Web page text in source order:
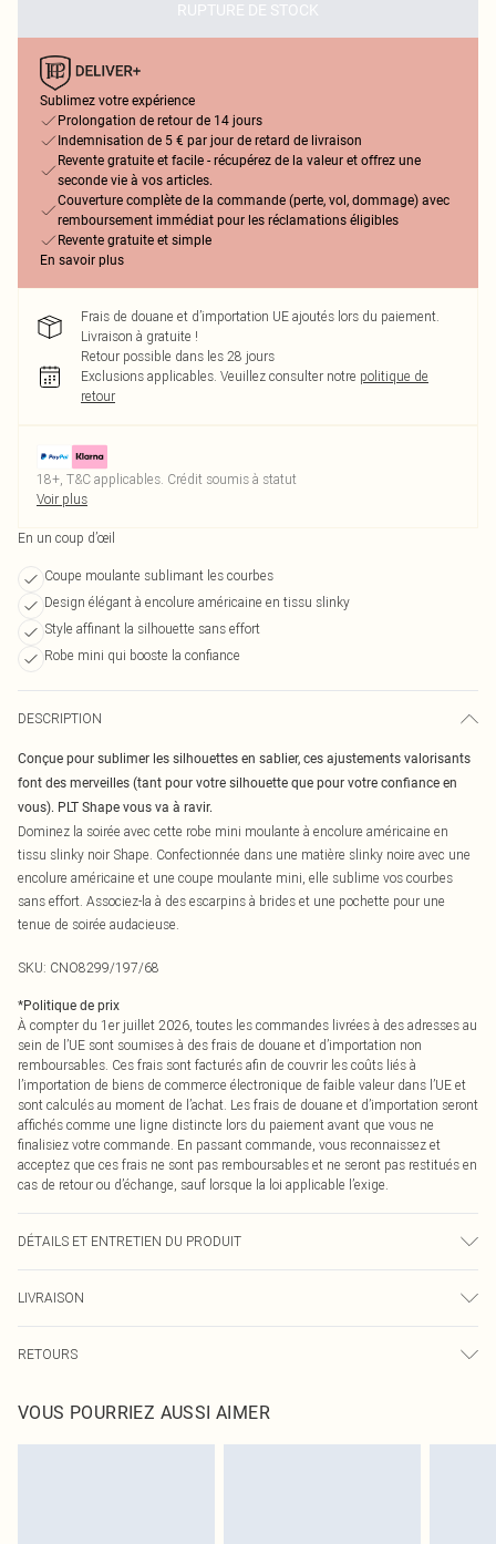
RUPTURE DE STOCK
Sublimez votre expérience
Prolongation de retour de 14 jours
Indemnisation de 5 € par jour de retard de livraison
Revente gratuite et facile - récupérez de la valeur et offrez une
seconde vie à vos articles.
Couverture complète de la commande (perte, vol, dommage) avec
remboursement immédiat pour les réclamations éligibles
Revente gratuite et simple
En savoir plus
Frais de douane et d’importation UE ajoutés lors du paiement.
Livraison à gratuite !
Retour possible dans les 28 jours
Exclusions applicables. Veuillez consulter notre politique de
retour
18+, T&C applicables. Crédit soumis à statut
Voir plus
En un coup d’œil
Coupe moulante sublimant les courbes
Design élégant à encolure américaine en tissu slinky
Style affinant la silhouette sans effort
Robe mini qui booste la confiance
DESCRIPTION
Conçue pour sublimer les silhouettes en sablier, ces ajustements valorisants
font des merveilles (tant pour votre silhouette que pour votre confiance en
vous). PLT Shape vous va à ravir.
Dominez la soirée avec cette robe mini moulante à encolure américaine en
tissu slinky noir Shape. Confectionnée dans une matière slinky noire avec une
encolure américaine et une coupe moulante mini, elle sublime vos courbes
sans effort. Associez-la à des escarpins à brides et une pochette pour une
tenue de soirée audacieuse.
SKU: CNO8299/197/68
*Politique de prix
À compter du 1er juillet 2026, toutes les commandes livrées à des adresses au
sein de l’UE sont soumises à des frais de douane et d’importation non
remboursables. Ces frais sont facturés afin de couvrir les coûts liés à
l’importation de biens de commerce électronique de faible valeur dans l’UE et
sont calculés au moment de l’achat. Les frais de douane et d’importation seront
affichés comme une ligne distincte lors du paiement avant que vous ne
finalisiez votre commande. En passant commande, vous reconnaissez et
acceptez que ces frais ne sont pas remboursables et ne seront pas restitués en
cas de retour ou d’échange, sauf lorsque la loi applicable l’exige.
DÉTAILS ET ENTRETIEN DU PRODUIT
couleur peuvent se produire.
LIVRAISON
Livraison express France
Jusqu'à 2-3 jours ouvrables
RETOURS
pour nous retourner un article.
Veuillez noter que nous ne pouvons pas rembourser les masques tendance, les
VOUS POURRIEZ AUSSI AIMER